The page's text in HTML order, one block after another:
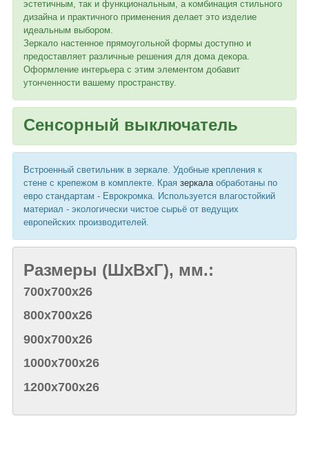
эстетичным, так и функциональным, а комбинация стильного
дизайна и практичного применения делает это изделие
идеальным выбором.
Зеркало настенное прямоугольной формы доступно и
предоставляет различные решения для дома декора.
Оформление интерьера с этим элементом добавит
утонченности вашему пространству.
Сенсорный выключатель
Встроенный светильник в зеркале. Удобные крепления к
стене с крепежом в комплекте. Края зеркала обработаны по
евро стандартам - Еврокромка. Используется влагостойкий
материал - экологически чистое сырьё от ведущих
европейских производителей.
Размеры (ШхВхГ), мм.:
700х700х26
800х700х26
900х700х26
1000х700х26
1200х700х26